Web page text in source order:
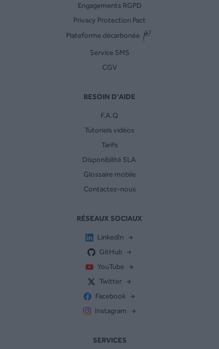
Engagements RGPD
Privacy Protection Pact
Plateforme décarbonée
Service SMS
CGV
BESOIN D’AIDE
F.A.Q
Tutoriels vidéos
Tarifs
Disponibilité SLA
Glossaire mobile
Contactez-nous
RÉSEAUX SOCIAUX
LinkedIn
GitHub
YouTube
Twitter
Facebook
Instagram
SERVICES